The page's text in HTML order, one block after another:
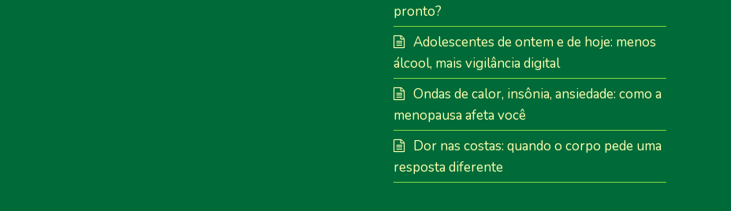
pronto?
Adolescentes de ontem e de hoje: menos
álcool, mais vigilância digital
Ondas de calor, insônia, ansiedade: como a
menopausa afeta você
Dor nas costas: quando o corpo pede uma
resposta diferente